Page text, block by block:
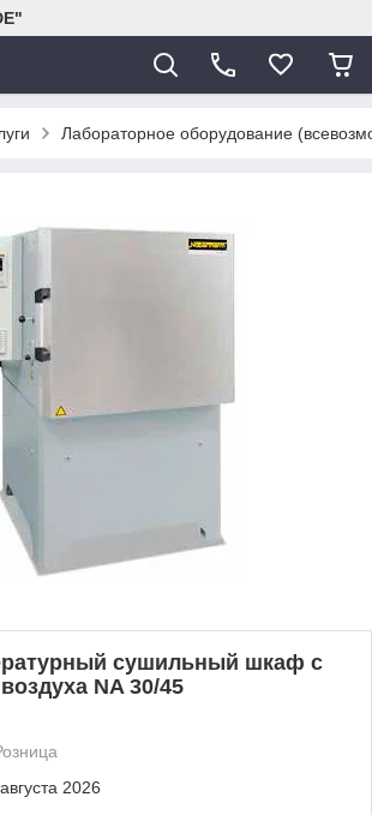
Лабораторное оборудование
сушильный шкаф с
NA 30/45
2026